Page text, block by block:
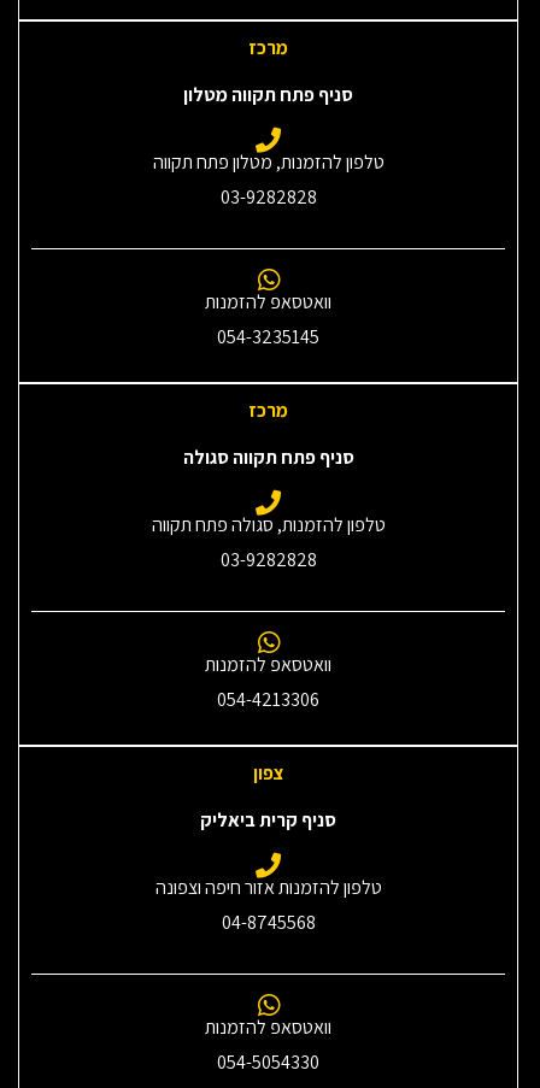
מרכז
סניף פתח תקווה מטלון
טלפון להזמנות, מטלון פתח תקווה
03-9282828
וואטסאפ להזמנות
054-3235145‎
מרכז
סניף פתח תקווה סגולה
טלפון להזמנות, סגולה פתח תקווה
03-9282828
וואטסאפ להזמנות
054-4213306
צפון
סניף קרית ביאליק
טלפון להזמנות אזור חיפה וצפונה
04-8745568
וואטסאפ להזמנות
054-5054330